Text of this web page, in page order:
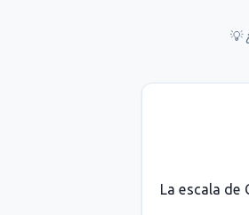
💡
La escala de